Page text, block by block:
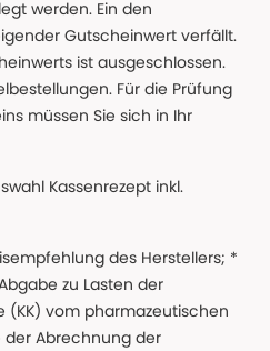
werden. Ein den
Gutscheinwert verfällt.
ist ausgeschlossen.
Für die Prüfung
müssen Sie sich in Ihr
Kassenrezept inkl.
des Herstellers; *
zu Lasten der
(KK) vom pharmazeutischen
der Abrechnung der